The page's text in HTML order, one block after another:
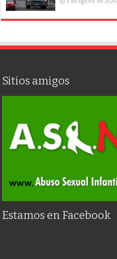
6 de agosto de 2026
Sitios amigos
Estamos en Facebook